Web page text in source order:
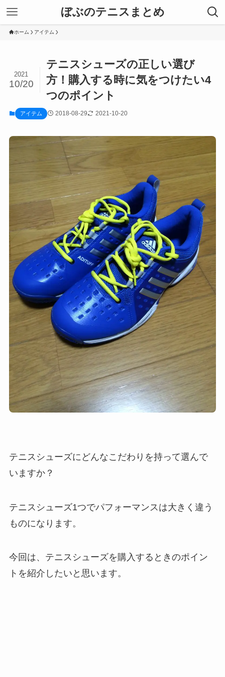
ぼぶのテニスまとめ
ホーム アイテム
テニスシューズの正しい選び
方！購入する時に気をつけたい4
つのポイント
2021
10/20
アイテム 2018-08-29 2021-10-20
テニスシューズにどんなこだわりを持って選んで
いますか？
テニスシューズ1つでパフォーマンスは大きく違う
ものになります。
今回は、テニスシューズを購入するときのポイン
トを紹介したいと思います。